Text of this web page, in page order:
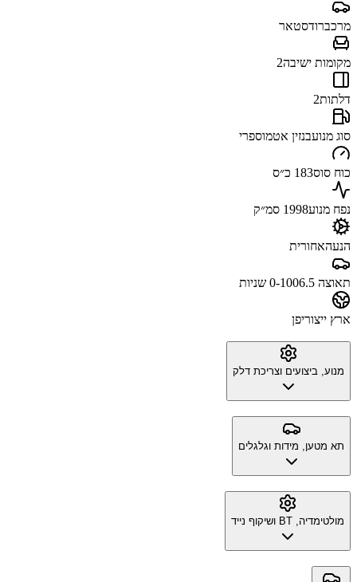
מרכברודסטאר
מקומות ישיבה2
דלתות2
סוג מנועבנזין אטמוספרי
כוח סוס183 כ״ס
נפח מנוע1998 סמ״ק
הנעהאחורית
תאוצה 0-100 6.5 שניות
ארץ ייצוריפן
מנוע, ביצועים וצריכת דלק
תא מטען, מידות וגלגלים
מולטימדיה, BT ושיקוף נייד